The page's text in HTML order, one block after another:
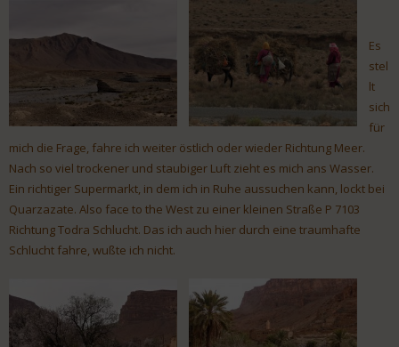
Es
stel
lt
sich
für
mich die Frage, fahre ich weiter östlich oder wieder Richtung Meer.
Nach so viel trockener und staubiger Luft zieht es mich ans Wasser.
Ein richtiger Supermarkt, in dem ich in Ruhe aussuchen kann, lockt bei
Quarzazate. Also face to the West zu einer kleinen Straße P 7103
Richtung Todra Schlucht. Das ich auch hier durch eine traumhafte
Schlucht fahre, wußte ich nicht.